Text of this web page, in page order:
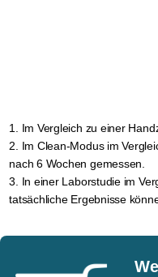
1. Im Vergleich zu einer
2. Im Clean-Modus im
nach 6 Wochen gemessen.
3. In einer Laborstudie im
tatsächliche Ergebnisse